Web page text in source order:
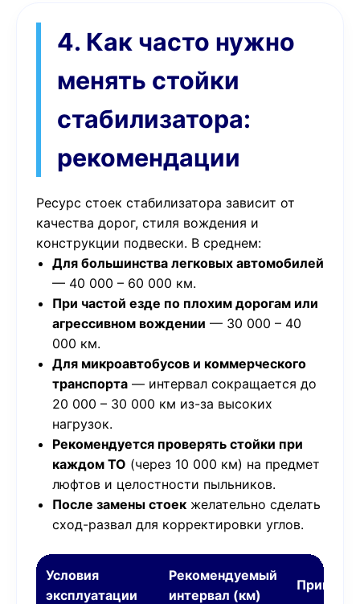
4. Как часто нужно
менять стойки
стабилизатора:
рекомендации
Ресурс стоек стабилизатора зависит от
качества дорог, стиля вождения и
конструкции подвески. В среднем:
Для большинства легковых автомобилей
— 40 000 – 60 000 км.
При частой езде по плохим дорогам или
агрессивном вождении — 30 000 – 40
000 км.
Для микроавтобусов и коммерческого
транспорта — интервал сокращается до
20 000 – 30 000 км из-за высоких
нагрузок.
Рекомендуется проверять стойки при
каждом ТО (через 10 000 км) на предмет
люфтов и целостности пыльников.
После замены стоек желательно сделать
сход-развал для корректировки углов.
Условия
эксплуатации
Рекомендуемый
интервал (км)